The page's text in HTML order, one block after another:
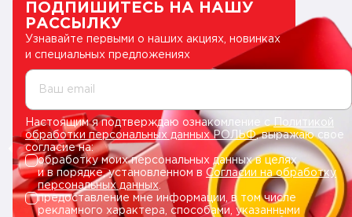
ПОДПИШИТЕСЬ НА НАШУ
РАССЫЛКУ
Узнавайте первыми о наших акциях, новинках
и специальных предложениях
Ваш email
Настоящим я подтверждаю ознакомление сПолитикой
обработки персональных данных РОЛЬФ, выражаю свое
согласие на:
обработку моих персональных данных в целях
и в порядке, установленном в Согласии на обработку
персональных данных.
предоставление мне информации, в том числе
рекламного характера, способами, указанными